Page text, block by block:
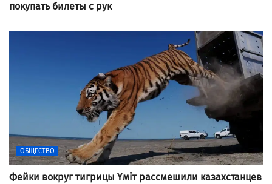
покупать билеты с рук
ОБЩЕСТВО
Фейки вокруг тигрицы Үміт рассмешили казахстанцев